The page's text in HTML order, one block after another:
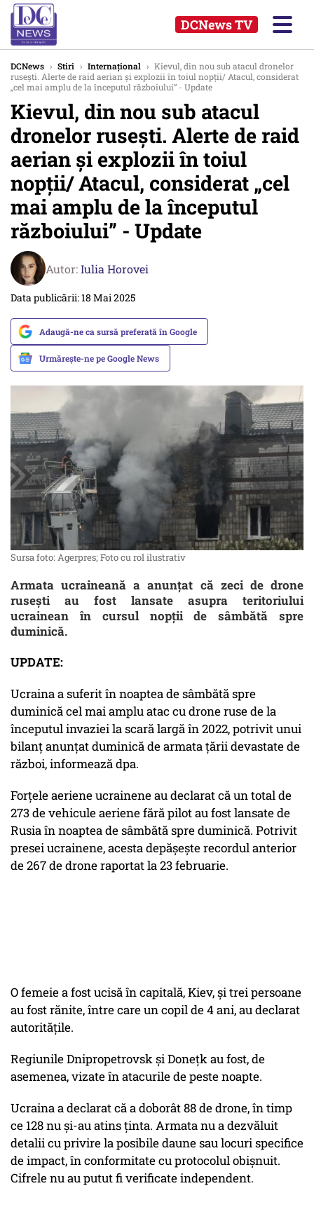
DCNews TV
DCNews › Stiri › Internațional › Kievul, din nou sub atacul dronelor
rusești. Alerte de raid aerian și explozii în toiul nopții/ Atacul, considerat
„cel mai amplu de la începutul războiului” - Update
Kievul, din nou sub atacul
dronelor rusești. Alerte de raid
aerian și explozii în toiul
nopții/ Atacul, considerat „cel
mai amplu de la începutul
războiului” - Update
Autor:Iulia Horovei
Data publicării: 18 Mai 2025
Adaugă-ne ca sursă preferată în Google
Urmărește-ne pe Google News
Sursa foto: Agerpres; Foto cu rol ilustrativ
Armata ucraineană a anunțat că zeci de drone
rusești au fost lansate asupra teritoriului
ucrainean în cursul nopții de sâmbătă spre
duminică.
UPDATE:
Ucraina a suferit în noaptea de sâmbătă spre
duminică cel mai amplu atac cu drone ruse de la
începutul invaziei la scară largă în 2022, potrivit unui
bilanţ anunţat duminică de armata ţării devastate de
război, informează dpa.
Forţele aeriene ucrainene au declarat că un total de
273 de vehicule aeriene fără pilot au fost lansate de
Rusia în noaptea de sâmbătă spre duminică. Potrivit
presei ucrainene, acesta depăşeşte recordul anterior
de 267 de drone raportat la 23 februarie.
O femeie a fost ucisă în capitală, Kiev, şi trei persoane
au fost rănite, între care un copil de 4 ani, au declarat
autorităţile.
Regiunile Dnipropetrovsk şi Doneţk au fost, de
asemenea, vizate în atacurile de peste noapte.
Ucraina a declarat că a doborât 88 de drone, în timp
ce 128 nu şi-au atins ţinta. Armata nu a dezvăluit
detalii cu privire la posibile daune sau locuri specifice
de impact, în conformitate cu protocolul obişnuit.
Cifrele nu au putut fi verificate independent.